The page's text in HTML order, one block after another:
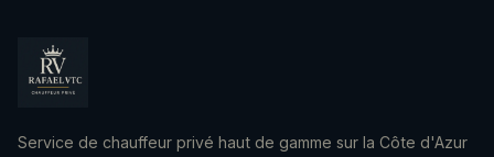
Service de chauffeur privé haut de gamme sur la Côte d'Azur